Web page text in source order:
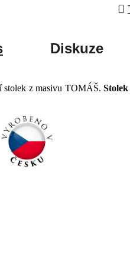
Diskuze
stolek z masivu TOMÁŠ.